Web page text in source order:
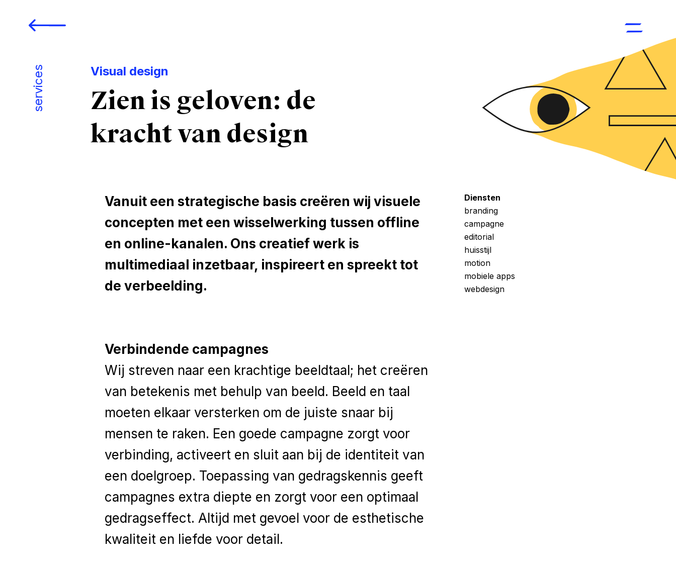
services Visual design
Zien is geloven: de
kracht van design
Vanuit een strategische basis creëren wij visuele
concepten met een wisselwerking tussen offline
en online-kanalen. Ons creatief werk is
multimediaal inzetbaar, inspireert en spreekt tot
de verbeelding.
Verbindende campagnes
Wij streven naar een krachtige beeldtaal; het creëren
van betekenis met behulp van beeld. Beeld en taal
moeten elkaar versterken om de juiste snaar bij
mensen te raken. Een goede campagne zorgt voor
verbinding, activeert en sluit aan bij de identiteit van
een doelgroep. Toepassing van gedragskennis geeft
campagnes extra diepte en zorgt voor een optimaal
gedragseffect. Altijd met gevoel voor de esthetische
kwaliteit en liefde voor detail.
Diensten
branding
campagne
editorial
huisstijl
motion
mobiele apps
webdesign